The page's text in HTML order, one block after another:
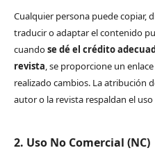
Cualquier persona puede copiar,
traducir o adaptar el contenido
cuandose dé el crédito
revista, se proporcione un
realizado cambios. La atribución
autor o la revista respaldan el
2. Uso No Comercial (NC)